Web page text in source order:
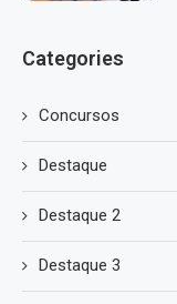
Categories
Concursos
Destaque
Destaque 2
Destaque 3